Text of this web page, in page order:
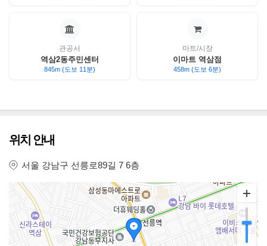
관공서
역삼2동주민센터
845m (도보 11분)
마트/시장
이마트 역삼점
458m (도보 6분)
위치 안내
서울 강남구 선릉로89길 7 6층